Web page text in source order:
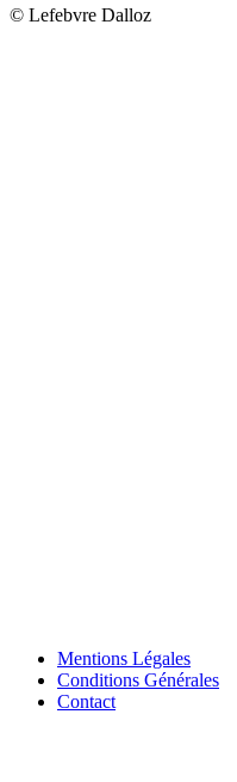
© Lefebvre Dalloz
Mentions Légales
Conditions Générales
Contact